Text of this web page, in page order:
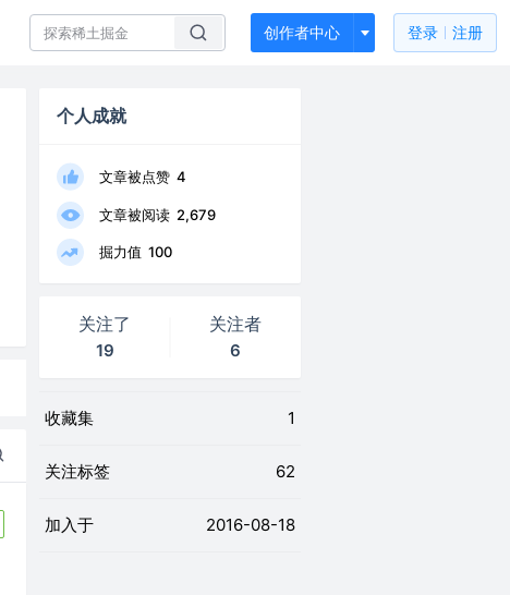
创作者中心 登录 注册
个人成就
文章被点赞 4
文章被阅读 2,679
掘力值 100
关注了
19
关注者
6
收藏集 1
关注标签 62
加入于 2016-08-18